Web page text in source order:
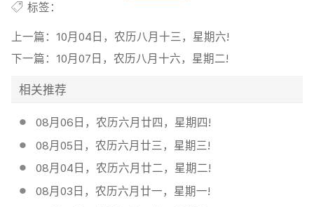
标签：
上一篇： 10月04日，农历八月十三，星期六!
下一篇： 10月07日，农历八月十六，星期二!
相关推荐
08月06日，农历六月廿四，星期四!
08月05日，农历六月廿三，星期三!
08月04日，农历六月廿二，星期二!
08月03日，农历六月廿一，星期一!